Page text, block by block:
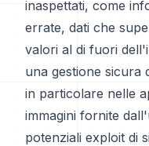
inaspettati, come
errate, dati che
valori al di fuori
una gestione sicura
in particolare nelle
immagini fornite
potenziali exploit di